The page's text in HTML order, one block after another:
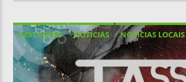
DESTAQUES NOTICIAS
NOTÍCIAS LOCAIS
NOTÍCIAS NACIONAIS